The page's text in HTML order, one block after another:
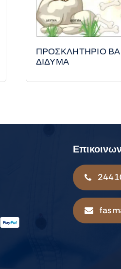
ΠΡΟΣΚΛΗΤΗΡΙΟ
ΔΙΔΥΜΑ